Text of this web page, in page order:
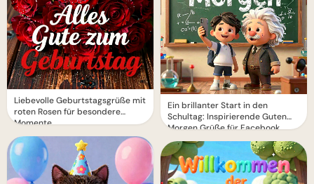
Liebevolle Geburtstagsgrüße mit
roten Rosen für besondere
Momente
Ein brillanter Start in den
Schultag: Inspirierende Guten
Morgen Grüße für Facebook